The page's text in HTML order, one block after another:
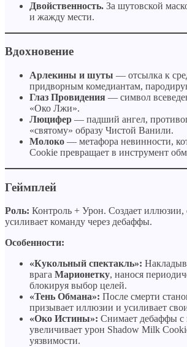
Двойственность. За шутовской
и жажду мести.
Вдохновение
Арлекины и шуты — отсылка к
придворным комедиантам,
Глаз Провидения — символ
«Око Лжи».
Люцифер — падший ангел,
«святому» образу Чистой Ванили.
Молоко — метафора невинности,
Cookie превращает в инструмент
Геймплей
Роль: Контроль + Урон. Создает иллюзии,
усиливает команду через дебаффы.
Особенности:
«Кукольный спектакль»:
врага Марионетку, нанося
блокируя выбор целей.
«Тень Обмана»: После смерти
призывает иллюзии и усиливает
«Око Истины»: Снимает дебаффы с
увеличивает урон Shadow Milk
уязвимости.